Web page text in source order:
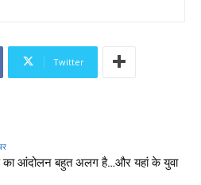
Twitter
आंदोलन बहुत अलग है…और यहां के युवा